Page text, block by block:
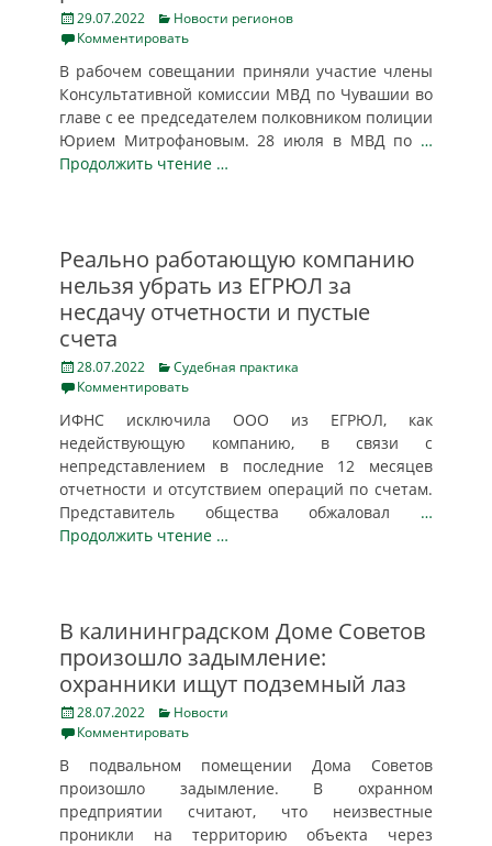
Posted
on
29.07.2022 Categories
Новости регионов
Комментировать
В рабочем совещании приняли участие члены
Консультативной комиссии МВД по Чувашии во
главе с ее председателем полковником полиции
Юрием Митрофановым. 28 июля в МВД по …
Продолжить чтение …
Реально работающую компанию
нельзя убрать из ЕГРЮЛ за
несдачу отчетности и пустые
счета
Posted
on
28.07.2022 Categories
Судебная практика
Комментировать
ИФНС исключила ООО из ЕГРЮЛ, как
недействующую компанию, в связи с
непредставлением в последние 12 месяцев
отчетности и отсутствием операций по счетам.
Представитель общества обжаловал …
Продолжить чтение …
В калининградском Доме Советов
произошло задымление:
охранники ищут подземный лаз
Posted
on
28.07.2022 Categories
Новости
Комментировать
В подвальном помещении Дома Советов
произошло задымление. В охранном
предприятии считают, что неизвестные
проникли на территорию объекта через